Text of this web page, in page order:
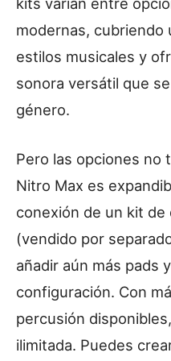
modernas, cubriendo
estilos musicales y
sonora versátil que
género.
Pero las opciones no
Nitro Max es
conexión de un kit
(vendido por
añadir aún más pads
configuración. Con
percusión
ilimitada. Puedes